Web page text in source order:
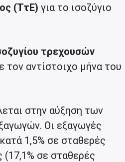
(ΤτΕ) για το ισοζύγιο
τρεχουσών
αντίστοιχο μήνα του
στην αύξηση των
Οι εξαγωγές
1,5% σε σταθερές
(17,1% σε σταθερές